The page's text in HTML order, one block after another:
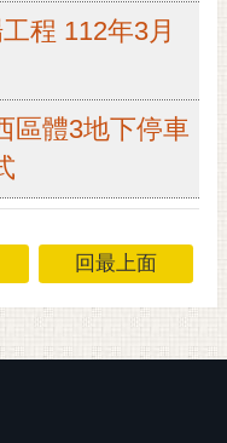
程 112年3月
區體3地下停車
回最上面